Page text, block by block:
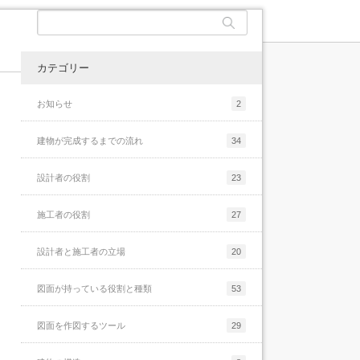
続きを読む
続きを読む
続きを読む
続きを読む
続きを読む
続きを読む
メールアドレス設定のお知らせ
最後に
納まりのポイントまとめ-5
カテゴリー
お知らせ 2
建物が完成するまでの流れ 34
設計者の役割 23
施工者の役割 27
設計者と施工者の立場 20
図面が持っている役割と種類 53
図面を作図するツール 29